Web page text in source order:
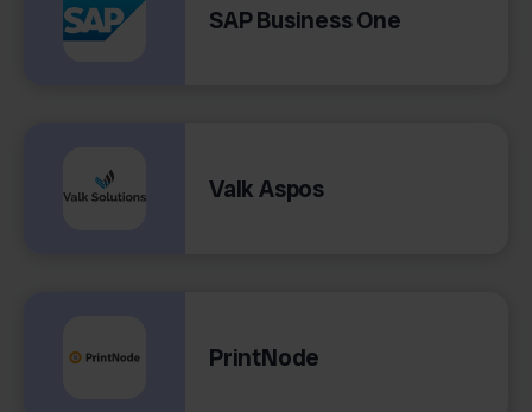
SAP Business One
Valk Aspos
PrintNode